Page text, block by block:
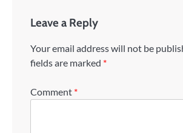
Leave a Reply
Your email address will not be
fields are marked *
Comment *